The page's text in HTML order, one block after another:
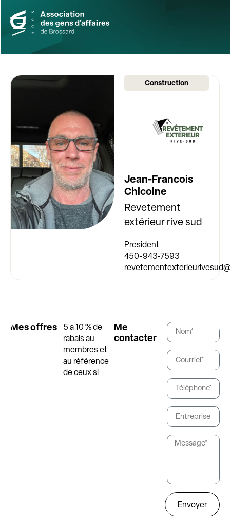
Construction
Jean-Francois
Chicoine
Revetement
extérieur rive sud
President
450-943-7593
Mes offres
5 a 10 % de
rabais au
membres et
au référence
de ceux si
Me
contacter
Envoyer